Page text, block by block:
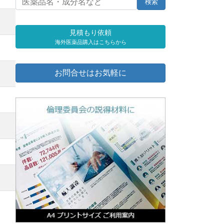
見積もり依頼
海外医薬品購入はこちらから
お問合せはお気軽に